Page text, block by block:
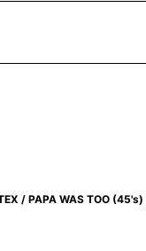
/ PAPA WAS TOO (45's)